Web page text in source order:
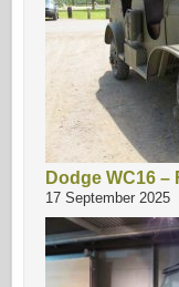
Dodge WC16
17 September 2025